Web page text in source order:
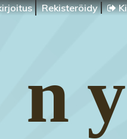
Rekisteröidy